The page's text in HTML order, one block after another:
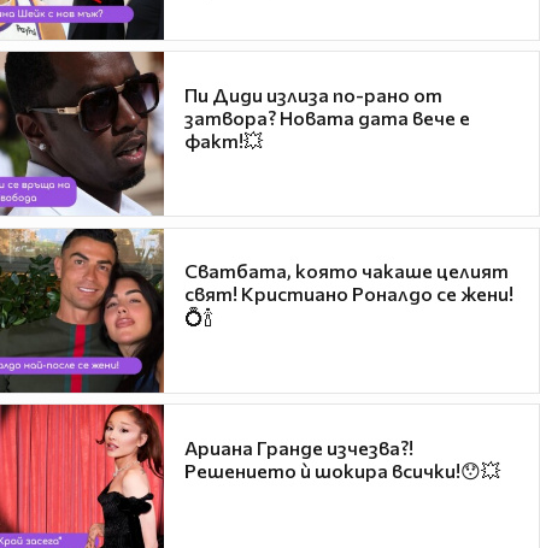
Пи Диди излиза по-рано от
затвора? Новата дата вече е
факт!💥
Сватбата, която чакаше целият
свят! Кристиано Роналдо се жени!
💍🍾
Ариана Гранде изчезва?!
Решението ѝ шокира всички!😯💥